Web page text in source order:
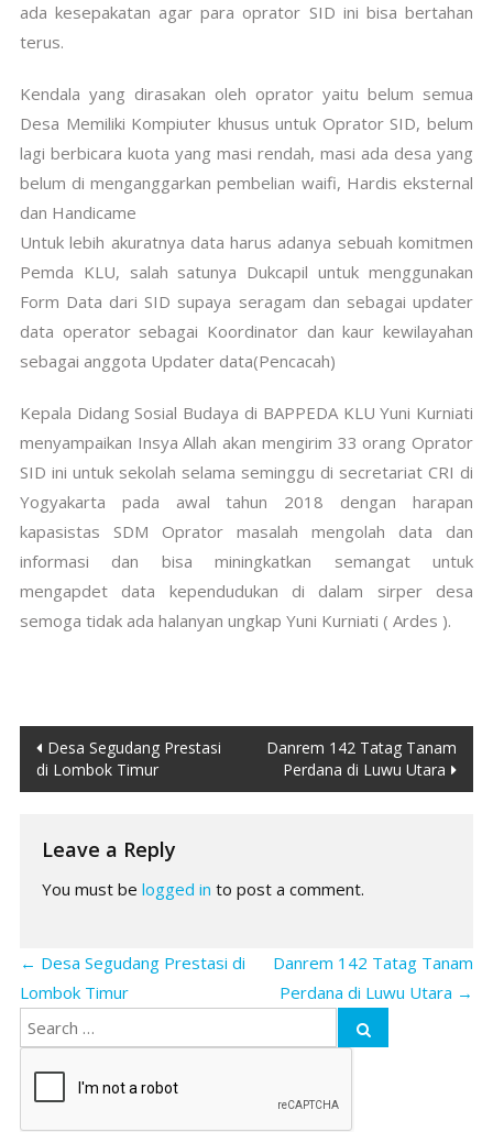
ada kesepakatan agar para oprator SID ini bisa bertahan
terus.
Kendala yang dirasakan oleh oprator yaitu belum semua
Desa Memiliki Kompiuter khusus untuk Oprator SID, belum
lagi berbicara kuota yang masi rendah, masi ada desa yang
belum di menganggarkan pembelian waifi, Hardis eksternal
dan Handicame
Untuk lebih akuratnya data harus adanya sebuah komitmen
Pemda KLU, salah satunya Dukcapil untuk menggunakan
Form Data dari SID supaya seragam dan sebagai updater
data operator sebagai Koordinator dan kaur kewilayahan
sebagai anggota Updater data(Pencacah)
Kepala Didang Sosial Budaya di BAPPEDA KLU Yuni Kurniati
menyampaikan Insya Allah akan mengirim 33 orang Oprator
SID ini untuk sekolah selama seminggu di secretariat CRI di
Yogyakarta pada awal tahun 2018 dengan harapan
kapasistas SDM Oprator masalah mengolah data dan
informasi dan bisa miningkatkan semangat untuk
mengapdet data kependudukan di dalam sirper desa
semoga tidak ada halanyan ungkap Yuni Kurniati ( Ardes ).
Post
navigation
Desa Segudang Prestasi
di Lombok Timur
Danrem 142 Tatag Tanam
Perdana di Luwu Utara
Leave a Reply
You must be logged in to post a comment.
← Desa Segudang Prestasi di
Lombok Timur
Danrem 142 Tatag Tanam
Perdana di Luwu Utara →